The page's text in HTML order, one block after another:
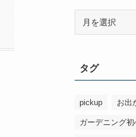
ブタグ
pickup お出
ガーデニング